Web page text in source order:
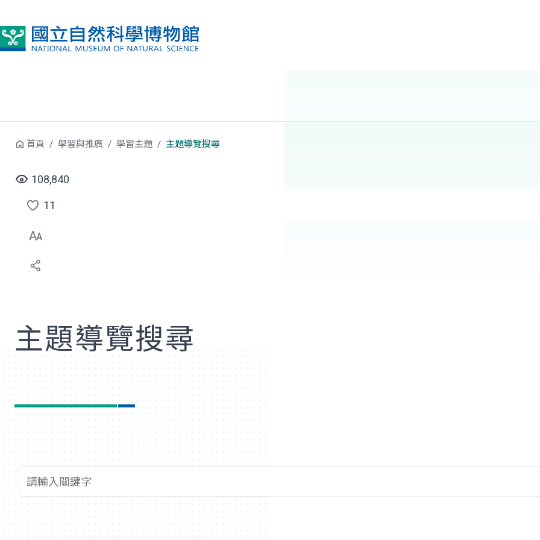
首頁 學習與推廣 學習主題 主題導覽搜尋
108,840
點
選
喜
11
主題導覽搜尋
查詢關鍵字